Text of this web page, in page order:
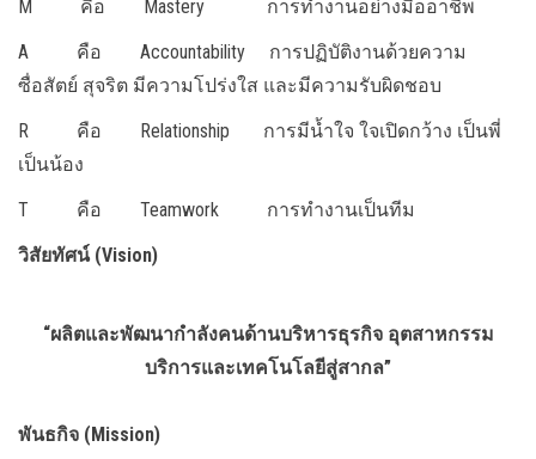
M คือ Mastery การทำงานอย่างมืออาชีพ
A คือ Accountability การปฏิบัติงานด้วยความ
ซื่อสัตย์ สุจริต มีความโปร่งใส และมีความรับผิดชอบ
R คือ Relationship การมีน้ำใจ ใจเปิดกว้าง เป็นพี่
เป็นน้อง
T คือ Teamwork การทำงานเป็นทีม
วิสัยทัศน์ (Vision)
“ผลิตและพัฒนากำลังคนด้านบริหารธุรกิจ อุตสาหกรรม
บริการและเทคโนโลยีสู่สากล”
พันธกิจ (Mission)